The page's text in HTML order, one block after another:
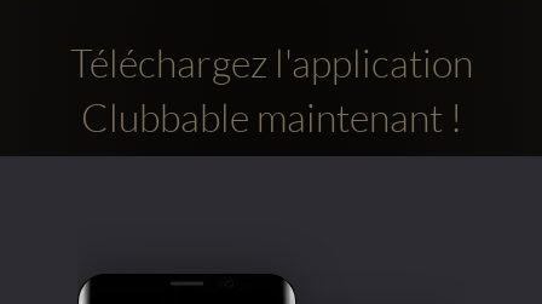
Téléchargez l'application
Clubbable maintenant !